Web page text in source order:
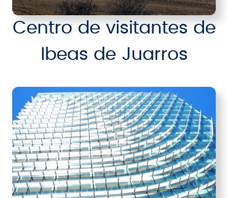
Centro de visitantes de
Ibeas de Juarros